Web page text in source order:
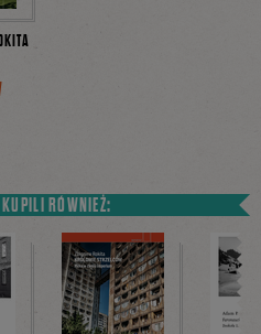
RÓWNIEŻ: